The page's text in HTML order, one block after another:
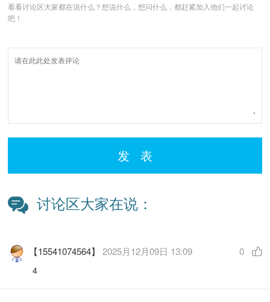
看看讨论区大家都在说什么？想说什么，想问什么，都赶紧加入他们一起讨论
吧！
发 表
讨论区大家在说：
【15541074564】2025月12月09日 13:09 0
4